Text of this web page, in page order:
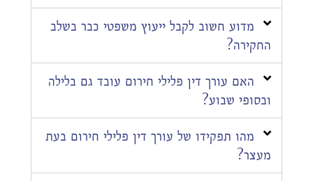
מדוע חשוב לקבל ייעוץ משפטי כבר בשלב
החקירה?
האם עורך דין פלילי חירום עובד גם בלילה
ובסופי שבוע?
מהו תפקידו של עורך דין פלילי חירום בעת
מעצר?